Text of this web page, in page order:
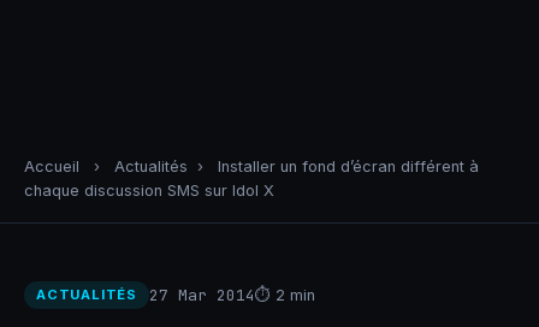
Accueil › Actualités ›
Installer un fond d’écran différent à
chaque discussion SMS sur Idol X
ACTUALITÉS 27 Mar 2014⏱ 2 min